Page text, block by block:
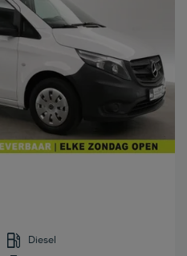
Diesel